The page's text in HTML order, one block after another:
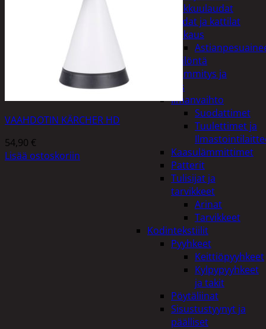
Leikkuulaudat
Padat ja kattilat
Tiskaus
Säilöntä
Kodin lämmitys ja
tuuletus
Ilmanvaihto
Suodattimet
Tuulettimet ja
Kaasulämmittimet
Patterit
Tulisijat ja
tarvikkeet
Arinat
Tarvikkeet
Kodintekstiilit
Pyyhkeet
Keittiöpyyhkeet
Kylpypyyhkeet
ja takit
Pöytäliinat
Sisustustyynyt ja
päälliset
VAAHDOTIN KÄRCHER HD
54,90 €
Lisää ostoskoriin